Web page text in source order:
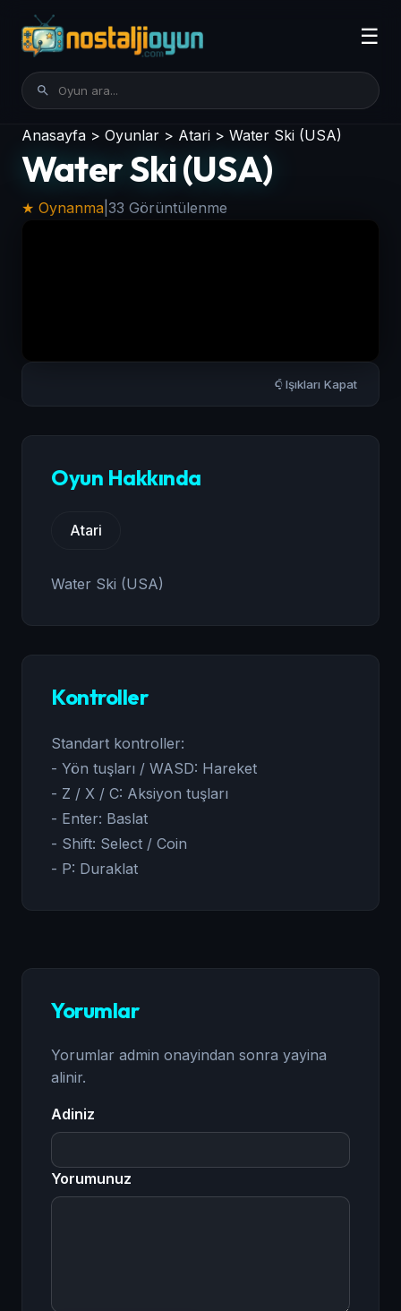
☰
Anasayfa > Oyunlar > Atari > Water Ski (USA)
Water Ski (USA)
★ Oynanma 33 Görüntülenme
Işıkları Kapat
Oyun Hakkında
Atari
Water Ski (USA)
Kontroller
Standart kontroller:
- Yön tuşları / WASD: Hareket
- Z / X / C: Aksiyon tuşları
- Enter: Baslat
- Shift: Select / Coin
- P: Duraklat
Yorumlar
Yorumlar admin onayindan sonra yayina
alinir.
Adiniz
Yorumunuz